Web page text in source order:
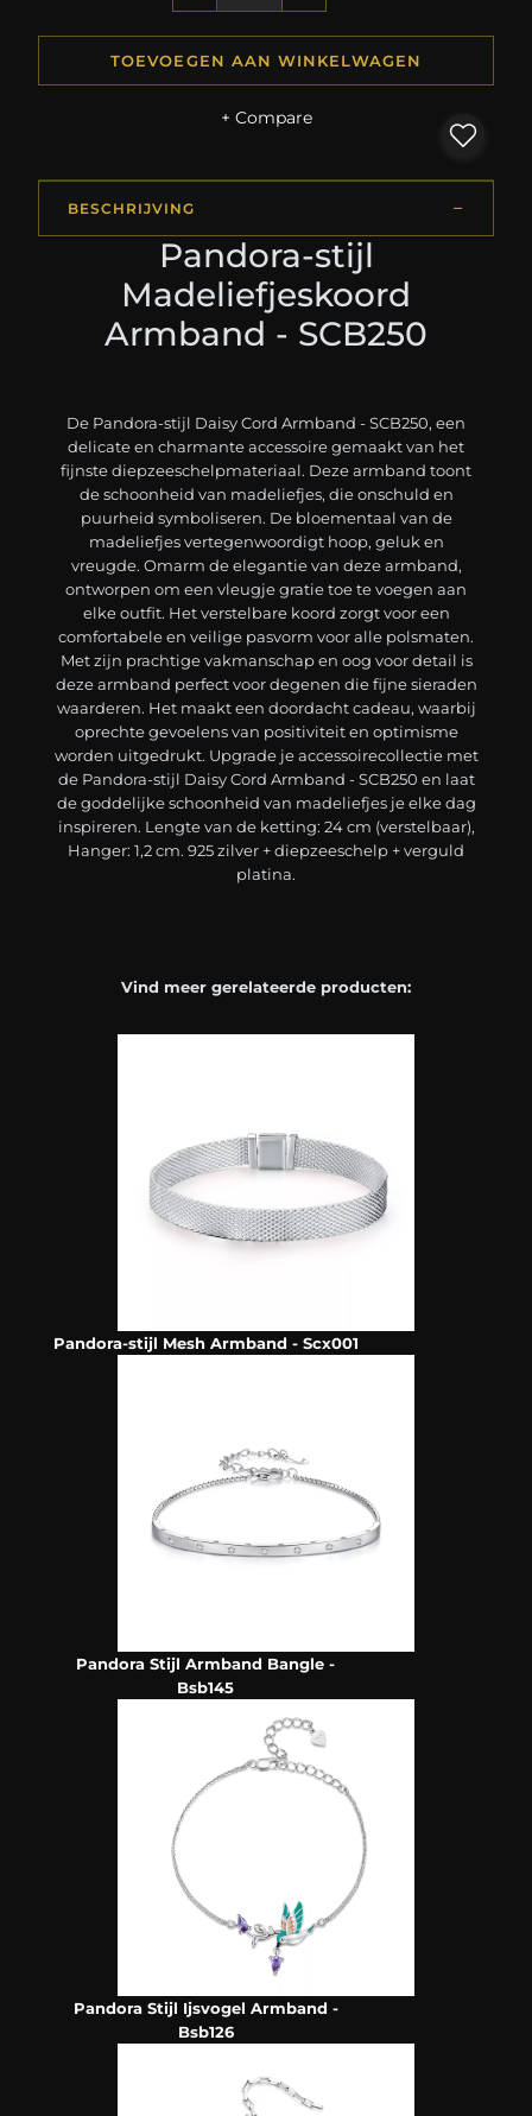
TOEVOEGEN AAN WINKELWAGEN
+ Compare
BESCHRIJVING
Pandora-stijl
Madeliefjeskoord
Armband - SCB250
De Pandora-stijl Daisy Cord Armband - SCB250, een
delicate en charmante accessoire gemaakt van het
fijnste diepzeeschelpmateriaal. Deze armband toont
de schoonheid van madeliefjes, die onschuld en
puurheid symboliseren. De bloementaal van de
madeliefjes vertegenwoordigt hoop, geluk en
vreugde. Omarm de elegantie van deze armband,
ontworpen om een vleugje gratie toe te voegen aan
elke outfit. Het verstelbare koord zorgt voor een
comfortabele en veilige pasvorm voor alle polsmaten.
Met zijn prachtige vakmanschap en oog voor detail is
deze armband perfect voor degenen die fijne sieraden
waarderen. Het maakt een doordacht cadeau, waarbij
oprechte gevoelens van positiviteit en optimisme
worden uitgedrukt. Upgrade je accessoirecollectie met
de Pandora-stijl Daisy Cord Armband - SCB250 en laat
de goddelijke schoonheid van madeliefjes je elke dag
inspireren. Lengte van de ketting: 24 cm (verstelbaar),
Hanger: 1,2 cm. 925 zilver + diepzeeschelp + verguld
platina.
Vind meer gerelateerde producten:
Pandora-stijl Mesh Armband - Scx001
Pandora Stijl Armband Bangle -
Bsb145
Pandora Stijl Ijsvogel Armband -
Bsb126